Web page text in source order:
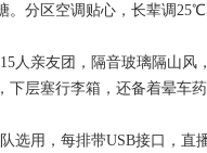
。分区空调贴心，长辈调
人亲友团，隔音玻璃隔山
下层塞行李箱，还备着晕车药
选用，每排带USB接口，